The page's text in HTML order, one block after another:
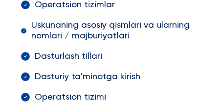
Operatsion tizimlar
Uskunaning asosiy qismlari va ularning
nomlari / majburiyatlari
Dasturlash tillari
Dasturiy ta'minotga kirish
Operatsion tizimi